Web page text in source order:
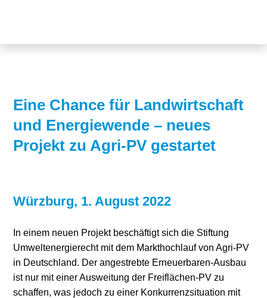
Genehmigungen
Grundsatzfragen
Netze
Sektorenkopplung
Speicher
Stromerzeugung
Blog
Karriere
Stiftungsporträt
Team
Forschungsnetzwerk
Bibliothek
Eine Chance für Landwirtschaft
und Energiewende – neues
Projekt zu Agri-PV gestartet
Würzburg, 1. August 2022
In einem neuen Projekt beschäftigt sich die Stiftung
Umweltenergierecht mit dem Markthochlauf von Agri-PV
in Deutschland. Der angestrebte Erneuerbaren-Ausbau
ist nur mit einer Ausweitung der Freiflächen-PV zu
schaffen, was jedoch zu einer Konkurrenzsituation mit